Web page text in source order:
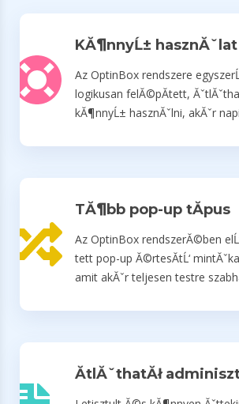
KĂ¶nnyĹ± hasznĂˇlat
Az OptinBox rendszere
logikusan felĂ©pĂ­tett,
kĂ¶nnyĹ± hasznĂˇlni, akĂˇr
TĂ¶bb pop-up tĂ­pus
Az OptinBox rendszerĂ©ben
tett pop-up Ă©rtesĂ­tĹ‘
amit akĂˇr teljesen testre
ĂtlĂˇthatĂł